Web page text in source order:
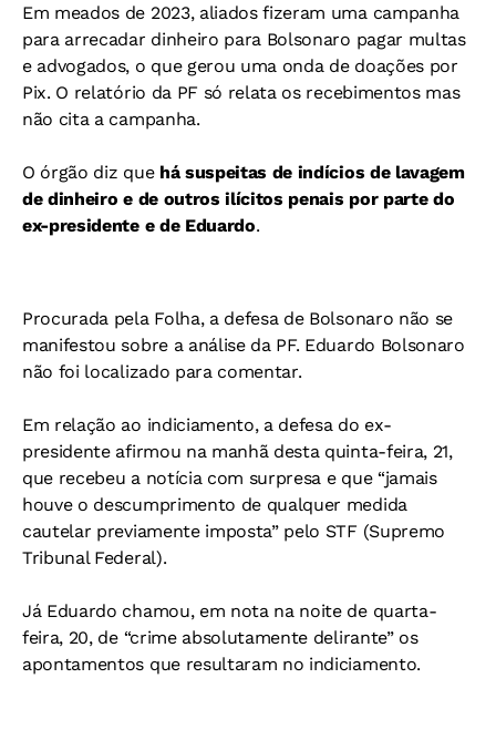
Em meados de 2023, aliados fizeram uma campanha
para arrecadar dinheiro para Bolsonaro pagar multas
e advogados, o que gerou uma onda de doações por
Pix. O relatório da PF só relata os recebimentos mas
não cita a campanha.
O órgão diz que há suspeitas de indícios de lavagem
de dinheiro e de outros ilícitos penais por parte do
ex-presidente e de Eduardo.
Procurada pela Folha, a defesa de Bolsonaro não se
manifestou sobre a análise da PF. Eduardo Bolsonaro
não foi localizado para comentar.
Em relação ao indiciamento, a defesa do ex-
presidente afirmou na manhã desta quinta-feira, 21,
que recebeu a notícia com surpresa e que “jamais
houve o descumprimento de qualquer medida
cautelar previamente imposta” pelo STF (Supremo
Tribunal Federal).
Já Eduardo chamou, em nota na noite de quarta-
feira, 20, de “crime absolutamente delirante” os
apontamentos que resultaram no indiciamento.